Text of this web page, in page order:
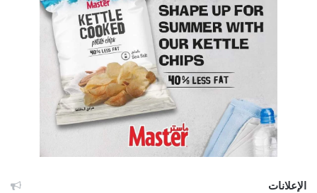
الإعلانات